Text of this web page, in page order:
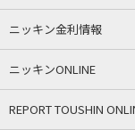
ニッキン金利情報
ニッキンONLINE
REPORT TOUSHIN